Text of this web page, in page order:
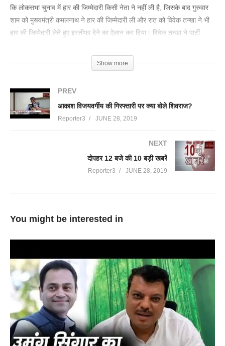
कि लोकसभा चुनाव में हार की जिम्मेदारी किसी नेता ने नहीं ली है, जिसके बाद गुरुवार
शाम को मुख्यमंत्री कमलनाथ ने हार की जिम्मेदारी ली और रात को विवेक तन्खा ने भी
हार की जिम्मेदारी लेते हुए इस्तीफा देने का ऐलान कर दिया। विवेक तन्खा ने पार्टी
ने पार्टी के अन्य नेताओं से भी इस्तीफा देने की अपील की है ताकि राहुल गांधी फैसला
कर सकें। तन्खा ने ट्विटर पर लिखा है कि हम सभी को पार्टी के पदों से इस्तीफा दे देना
के बयान का स्वागत करते हैं। तन्खा ने लिखा है कि पार्टी लंबे समय तक गतिरोध
बर्दाश्त नहीं कर सकती। माना जा रहा है कि कमलनाथ के बयान और तन्खा के इस्तीफे
के बाद अब कांग्रेस के कई बड़े नेता अपने पदों से इस्तीफा दे सकते हैं।
Show more
PREV
आकाश विजयवर्गीय की गिरफ्तारी पर क्या बोले शिवराज?
Reporter3 JUNE 28, 2019
NEXT
दोपहर 12 बजे की 10 बड़ी खबरें
Reporter3 JUNE 28, 2019
You might be interested in